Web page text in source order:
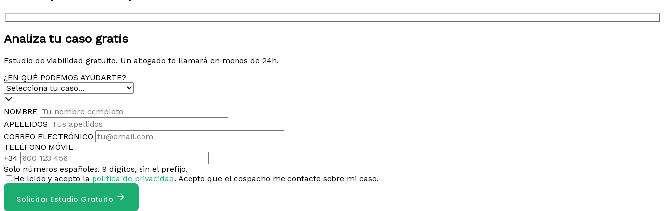
Analiza tu caso gratis
Estudio de viabilidad gratuito. Un abogado te llamará en menos de 24h.
¿EN QUÉ PODEMOS AYUDARTE?
NOMBRE
APELLIDOS
CORREO ELECTRÓNICO
TELÉFONO MÓVIL
+34
Solo números españoles. 9 dígitos, sin el prefijo.
He leído y acepto la política de privacidad. Acepto que el despacho me contacte sobre mi caso.
Solicitar Estudio Gratuito